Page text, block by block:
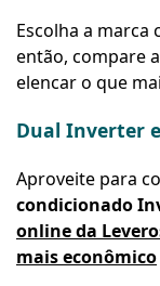
Escolha a marca
então, compare
elencar o que
Dual Inverter
Aproveite para
condicionado
online da
mais econômico